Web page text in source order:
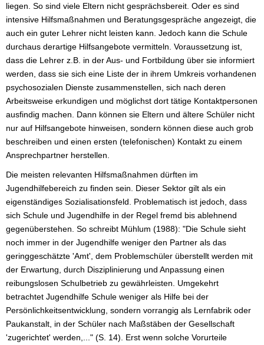
liegen. So sind viele Eltern nicht gesprächsbereit. Oder es sind
intensive Hilfsmaßnahmen und Beratungsgespräche angezeigt, die
auch ein guter Lehrer nicht leisten kann. Jedoch kann die Schule
durchaus derartige Hilfsangebote vermitteln. Voraussetzung ist,
dass die Lehrer z.B. in der Aus- und Fortbildung über sie informiert
werden, dass sie sich eine Liste der in ihrem Umkreis vorhandenen
psychosozialen Dienste zusammenstellen, sich nach deren
Arbeitsweise erkundigen und möglichst dort tätige Kontaktpersonen
ausfindig machen. Dann können sie Eltern und ältere Schüler nicht
nur auf Hilfsangebote hinweisen, sondern können diese auch grob
beschreiben und einen ersten (telefonischen) Kontakt zu einem
Ansprechpartner herstellen.
Die meisten relevanten Hilfsmaßnahmen dürften im
Jugendhilfebereich zu finden sein. Dieser Sektor gilt als ein
eigenständiges Sozialisationsfeld. Problematisch ist jedoch, dass
sich Schule und Jugendhilfe in der Regel fremd bis ablehnend
gegenüberstehen. So schreibt Mühlum (1988): "Die Schule sieht
noch immer in der Jugendhilfe weniger den Partner als das
geringgeschätzte 'Amt', dem Problemschüler überstellt werden mit
der Erwartung, durch Disziplinierung und Anpassung einen
reibungslosen Schulbetrieb zu gewährleisten. Umgekehrt
betrachtet Jugendhilfe Schule weniger als Hilfe bei der
Persönlichkeitsentwicklung, sondern vorrangig als Lernfabrik oder
Paukanstalt, in der Schüler nach Maßstäben der Gesellschaft
'zugerichtet' werden,..." (S. 14). Erst wenn solche Vorurteile